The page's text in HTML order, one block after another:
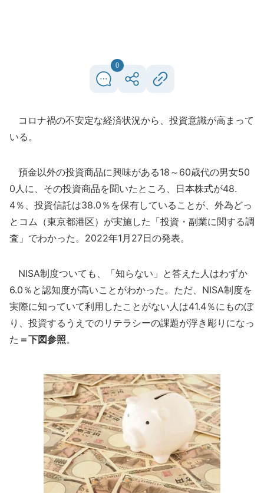
0
コロナ禍の不安定な経済状況から、投資意識が高まって
いる。
預金以外の投資商品に興味がある18～60歳代の男女50
0人に、その投資商品を聞いたところ、日本株式が48.
4％、投資信託は38.0％を保有していることが、外為どっ
とコム（東京都港区）が実施した「投資・副業に関する調
査」でわかった。2022年1月27日の発表。
NISA制度ついても、「知らない」と答えた人はわずか
6.0％と認知度が高いことがわかった。ただ、NISA制度を
実際に知っていて利用したことがない人は41.4％にものぼ
り、投資するうえでのリテラシーの課題が浮き彫りになっ
た ＝下図参照。